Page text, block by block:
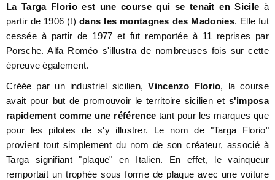
La Targa Florio est une course qui se tenait en Sicile à
partir de 1906 (!)dans les montagnes des Madonies. Elle fut
cessée à partir de 1977 et fut remportée à 11 reprises par
Porsche. Alfa Roméo s'illustra de nombreuses fois sur cette
épreuve également.
Créée par un industriel sicilien,Vincenzo Florio, la course
avait pour but de promouvoir le territoire sicilien et s'imposa
rapidement comme une référence tant pour les marques que
pour les pilotes de s'y illustrer. Le nom de "Targa Florio"
provient tout simplement du nom de son créateur, associé à
Targa signifiant "plaque" en Italien. En effet, le vainqueur
remportait un trophée sous forme de plaque avec une voiture